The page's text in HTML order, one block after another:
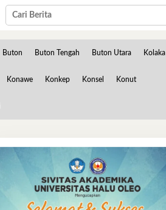
Buton Buton Tengah Buton Utara Kolaka
Konawe Konkep Konsel Konut